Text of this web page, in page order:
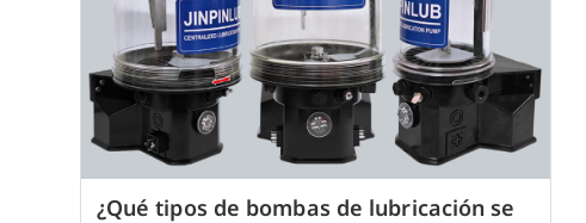
¿Qué tipos de bombas de lubricación se